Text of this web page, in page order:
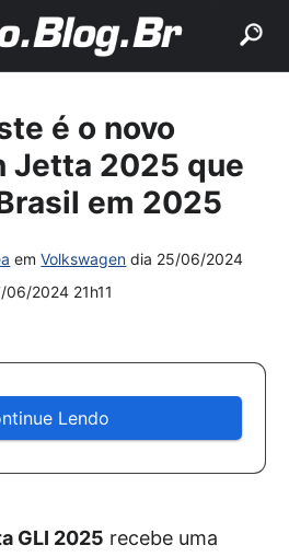
é o novo
Jetta 2025 que
em 2025
emVolkswagen dia 25/06/2024
06/2024 21h11
Lendo
GLI 2025 recebe uma